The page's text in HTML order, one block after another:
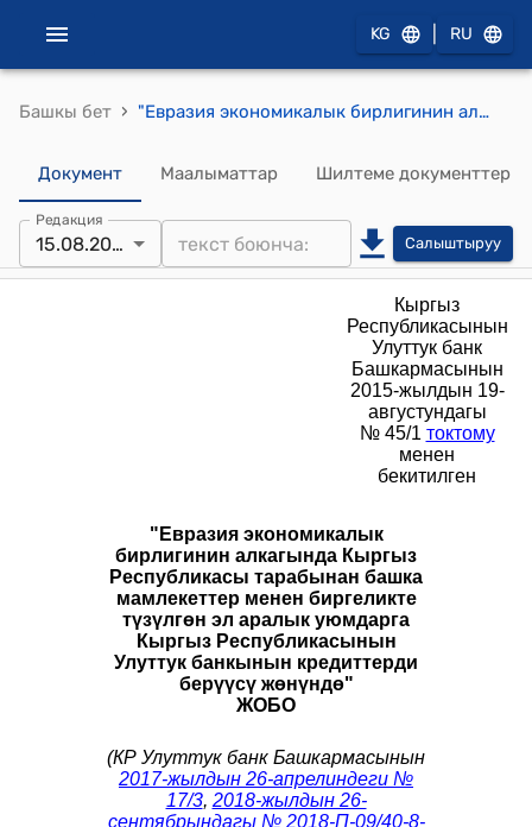
KG RU
Башкы бет › "Евразия экономикалык бирлигинин алкагында Кыргыз Республикасы тарабынанбашка мамлекеттер менен биргеликте түзүлгөн эл аралык уюмдарга Кыргыз Республикасынын Улуттук банкынын кредиттерди берүүсү жөнүндө" ЖОБО (Кыргыз Республикасынын Улуттук банк Башкармасынын 2015-жылдын 19-августундагы № 45/1 токтому менен бекитилген)
Документ Маалыматтар Шилтеме документтер
Редакция
15.08.2018 Салыштыруу